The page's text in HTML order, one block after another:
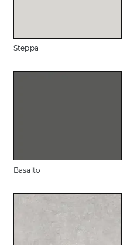
Steppa
Basalto